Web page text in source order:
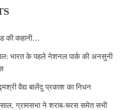
की कहानी…
भारत के पहले नेशनल पार्क की अनसुनी
वैद्य बालेंदु प्रकाश का निधन
ग्रामसभा ने शराब-चरस समेत सभी